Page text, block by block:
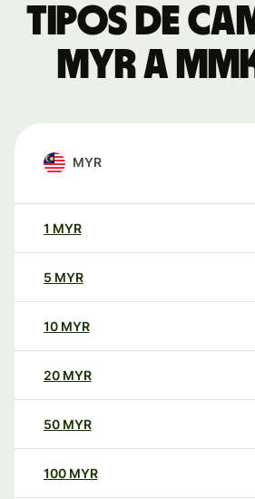
Tipos de
MYR a
MYR
1 MYR
5 MYR
10 MYR
20 MYR
50 MYR
100 MYR